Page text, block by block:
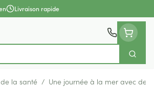
Livraison rapide
la santé / Une journée à la mer avec des